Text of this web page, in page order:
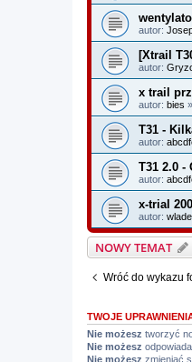
autor:
[Xtrail
autor:
x trail
autor: bies
T31 -
autor:
T31 2.0 -
autor:
x-trial
autor:
NOWY TEMAT
Wróć do wykazu
TWOJE
Nie możesz tworzyć
Nie możesz
Nie możesz zmieniać